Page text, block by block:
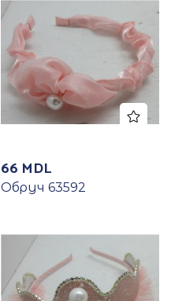
66 MDL
Обруч 63592